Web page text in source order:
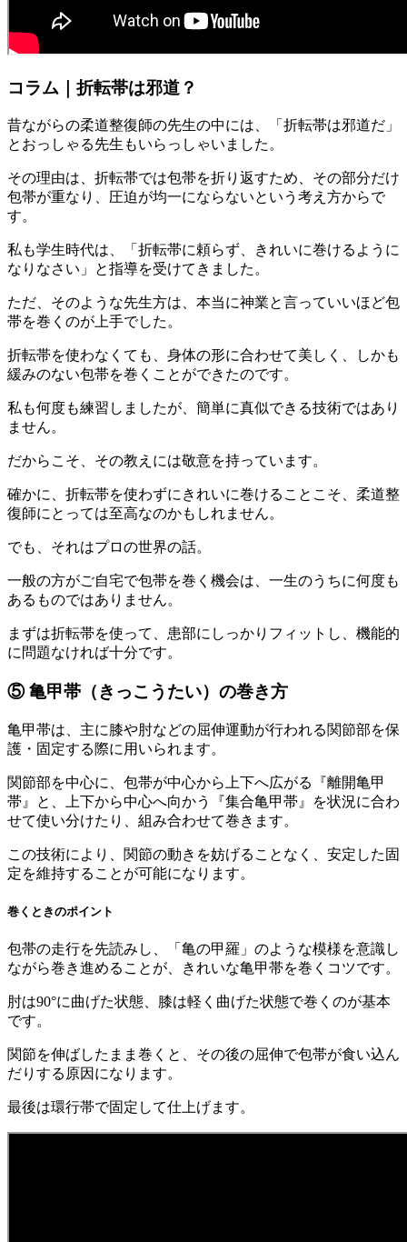
コラム｜折転帯は邪道？
昔ながらの柔道整復師の先生の中には、「折転帯は邪道だ」
とおっしゃる先生もいらっしゃいました。
その理由は、折転帯では包帯を折り返すため、その部分だけ
包帯が重なり、圧迫が均一にならないという考え方からで
す。
私も学生時代は、「折転帯に頼らず、きれいに巻けるように
なりなさい」と指導を受けてきました。
ただ、そのような先生方は、本当に神業と言っていいほど包
帯を巻くのが上手でした。
折転帯を使わなくても、身体の形に合わせて美しく、しかも
緩みのない包帯を巻くことができたのです。
私も何度も練習しましたが、簡単に真似できる技術ではあり
ません。
だからこそ、その教えには敬意を持っています。
確かに、折転帯を使わずにきれいに巻けることこそ、柔道整
復師にとっては至高なのかもしれません。
でも、それはプロの世界の話。
一般の方がご自宅で包帯を巻く機会は、一生のうちに何度も
あるものではありません。
まずは折転帯を使って、患部にしっかりフィットし、機能的
に問題なければ十分です。
⑤ 亀甲帯（きっこうたい）の巻き方
亀甲帯は、主に膝や肘などの屈伸運動が行われる関節部を保
護・固定する際に用いられます。
関節部を中心に、包帯が中心から上下へ広がる『離開亀甲
帯』と、上下から中心へ向かう『集合亀甲帯』を状況に合わ
せて使い分けたり、組み合わせて巻きます。
この技術により、関節の動きを妨げることなく、安定した固
定を維持することが可能になります。
巻くときのポイント
包帯の走行を先読みし、「亀の甲羅」のような模様を意識し
ながら巻き進めることが、きれいな亀甲帯を巻くコツです。
肘は90°に曲げた状態、膝は軽く曲げた状態で巻くのが基本
です。
関節を伸ばしたまま巻くと、その後の屈伸で包帯が食い込ん
だりする原因になります。
最後は環行帯で固定して仕上げます。